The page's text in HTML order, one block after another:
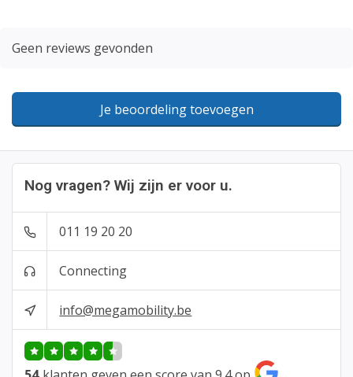
Nog vragen? Wij zijn er voor u.
011 19 20 20
Connecting
info@megamobility.be
Geen reviews gevonden
Je beoordeling toevoegen